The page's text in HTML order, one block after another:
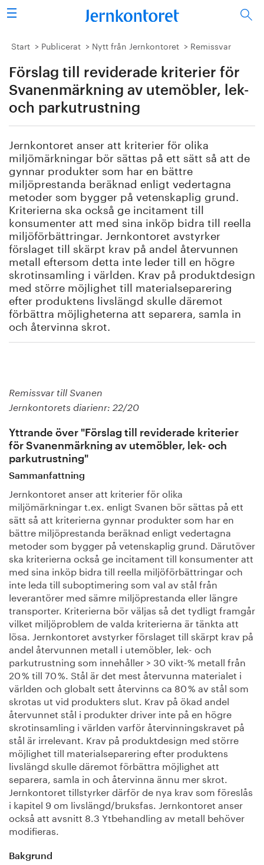
Sök
Stålindustrin
Vision 2050
Forskning/utbildning
Vi tycker
Publicerat
Bildbank
Om oss
Start Publicerat Nytt från Jernkontoret Remissvar
Förslag till reviderade kriterier för
Svanenmärkning av utemöbler, lek-
och parkutrustning
Jernkontoret anser att kriterier för olika
miljömärkningar bör sättas på ett sätt så att de
gynnar produkter som har en bättre
miljöprestanda beräknad enligt vedertagna
metoder som bygger på vetenskaplig grund.
Kriterierna ska också ge incitament till
konsumenter att med sina inköp bidra till reella
miljöförbättringar. Jernkontoret avstyrker
förslaget till skärpt krav på andel återvunnen
metall eftersom detta inte leder till en högre
skrotinsamling i världen. Krav på produktdesign
med större möjlighet till materialseparering
efter produktens livslängd skulle däremot
förbättra möjligheterna att separera, samla in
och återvinna skrot.
Remissvar till Svanen
Jernkontorets diarienr: 22/20
Yttrande över "Förslag till reviderade kriterier
för Svanenmärkning av utemöbler, lek- och
parkutrustning"
Sammanfattning
Jernkontoret anser att kriterier för olika
miljömärkningar t.ex. enligt Svanen bör sättas på ett
sätt så att kriterierna gynnar produkter som har en
bättre miljöprestanda beräknad enligt vedertagna
metoder som bygger på vetenskaplig grund. Därutöver
ska kriterierna också ge incitament till konsumenter att
med sina inköp bidra till reella miljöförbättringar och
inte leda till suboptimering som val av stål från
leverantörer med sämre miljöprestanda eller längre
transporter. Kriterierna bör väljas så det tydligt framgår
vilket miljöproblem de valda kriterierna är tänkta att
lösa. Jernkontoret avstyrker förslaget till skärpt krav på
andel återvunnen metall i utemöbler, lek- och
parkutrustning som innehåller > 30 vikt-% metall från
20 % till 70 %. Stål är det mest återvunna materialet i
världen och globalt sett återvinns ca 80 % av stål som
skrotas ut vid produkters slut. Krav på ökad andel
återvunnet stål i produkter driver inte på en högre
skrotinsamling i världen varför återvinningskravet på
stål är irrelevant. Krav på produktdesign med större
möjlighet till materialseparering efter produktens
livslängd skulle däremot förbättra möjlighet att
separera, samla in och återvinna ännu mer skrot.
Jernkontoret tillstyrker därför de nya krav som föreslås
i kapitel 9 om livslängd/bruksfas. Jernkontoret anser
också att avsnitt 8.3 Ytbehandling av metall behöver
modifieras.
Bakgrund